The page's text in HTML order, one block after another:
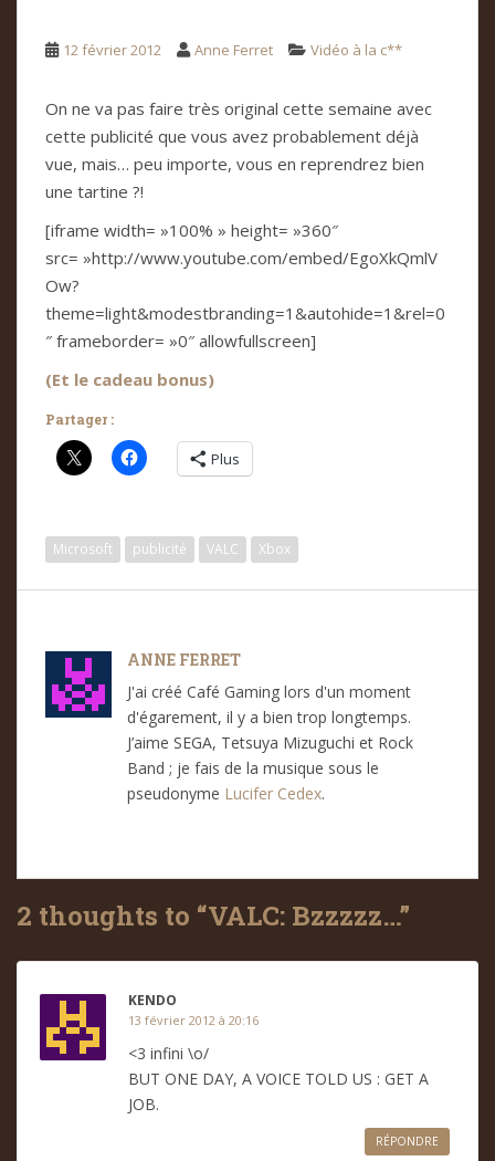
12 février 2012 Anne Ferret Vidéo à la c**
On ne va pas faire très original cette semaine avec
cette publicité que vous avez probablement déjà
vue, mais… peu importe, vous en reprendrez bien
une tartine ?!
[iframe width= »100% » height= »360″
src= »http://www.youtube.com/embed/EgoXkQmlV
Ow?
theme=light&modestbranding=1&autohide=1&rel=0
″ frameborder= »0″ allowfullscreen]
(Et le cadeau bonus)
Partager :
Plus
Microsoft publicité VALC Xbox
ANNE FERRET
J'ai créé Café Gaming lors d'un moment
d'égarement, il y a bien trop longtemps.
J’aime SEGA, Tetsuya Mizuguchi et Rock
Band ; je fais de la musique sous le
pseudonyme Lucifer Cedex.
2 thoughts to “VALC: Bzzzzz…”
KENDO
13 février 2012 à 20:16
<3 infini \o/
BUT ONE DAY, A VOICE TOLD US : GET A
JOB.
RÉPONDRE